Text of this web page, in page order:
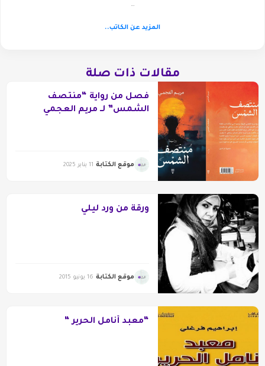
…
المزيد عن الكاتب..
مقالات ذات صلة
فصل من رواية “منتصف
الشمس” لــ مريم العجمي
موقع الكتابة 11 يناير 2025
ورقة من ورد ليلي
موقع الكتابة 16 يونيو 2015
“معبد أنامل الحرير “